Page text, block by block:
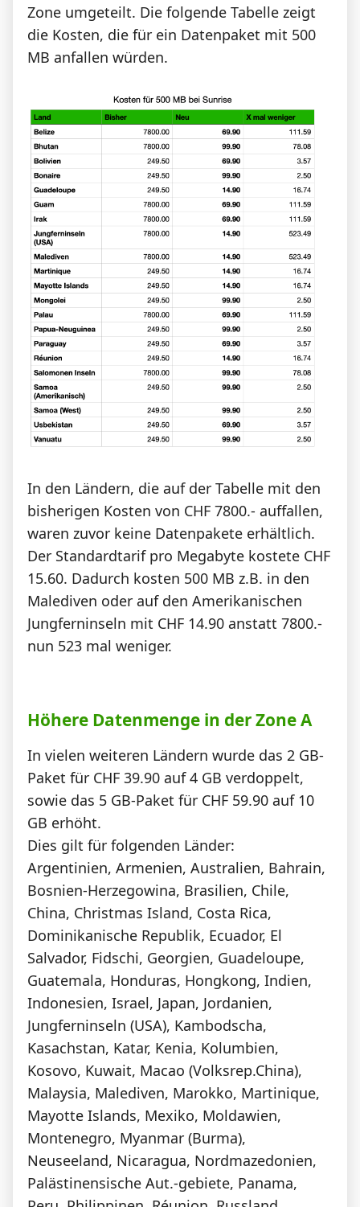
Zone umgeteilt. Die folgende Tabelle zeigt
die Kosten, die für ein Datenpaket mit 500
MB anfallen würden.
In den Ländern, die auf der Tabelle mit den
bisherigen Kosten von CHF 7800.- auffallen,
waren zuvor keine Datenpakete erhältlich.
Der Standardtarif pro Megabyte kostete CHF
15.60. Dadurch kosten 500 MB z.B. in den
Malediven oder auf den Amerikanischen
Jungferninseln mit CHF 14.90 anstatt 7800.-
nun 523 mal weniger.
Höhere Datenmenge in der Zone A
In vielen weiteren Ländern wurde das 2 GB-
Paket für CHF 39.90 auf 4 GB verdoppelt,
sowie das 5 GB-Paket für CHF 59.90 auf 10
GB erhöht.
Dies gilt für folgenden Länder:
Argentinien, Armenien, Australien, Bahrain,
Bosnien-Herzegowina, Brasilien, Chile,
China, Christmas Island, Costa Rica,
Dominikanische Republik, Ecuador, El
Salvador, Fidschi, Georgien, Guadeloupe,
Guatemala, Honduras, Hongkong, Indien,
Indonesien, Israel, Japan, Jordanien,
Jungferninseln (USA), Kambodscha,
Kasachstan, Katar, Kenia, Kolumbien,
Kosovo, Kuwait, Macao (Volksrep.China),
Malaysia, Malediven, Marokko, Martinique,
Mayotte Islands, Mexiko, Moldawien,
Montenegro, Myanmar (Burma),
Neuseeland, Nicaragua, Nordmazedonien,
Palästinensische Aut.-gebiete, Panama,